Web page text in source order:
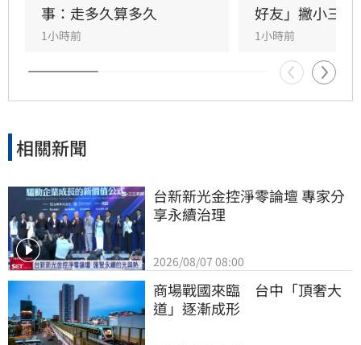
方為老公的說法邏輯矛盾。吳睿穎直言，這段戀
情的人設背景過於離奇，已完全超出玄學範疇，
引發各界對女方真實動機的廣泛討論，這段戀情
也因此成為近期演藝圈備受矚目的焦點話題。
事：走多久算多久
1小時前
好友」撇小三傳
1小時前
相關新聞
台新新光金控淨零論壇 專家分
享永續治理
2026/08/07 08:00
商場戰國來臨　台中「頂奢大
道」逐漸成形